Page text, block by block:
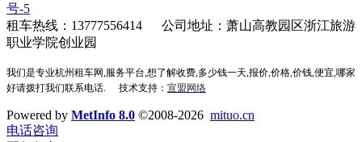
号-5
租车热线：13777556414 公司地址：萧山高教园区浙江旅游
职业学院创业园
我们是专业杭州租车网,服务平台,想了解收费,多少钱一天,报价,价格,价钱,便宜,哪家
好请拨打我们联系电话.
技术支持： 宣盟网络
Powered by MetInfo 8.0 ©2008-2026 mituo.cn
电话咨询